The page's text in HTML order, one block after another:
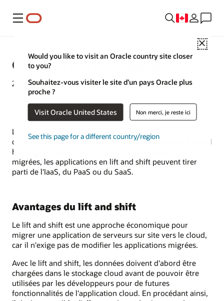
Menu
Close
Would you like to visit an Oracle country site closer
to you?
Souhaitez-vous visiter le site d’un pays Oracle plus
proche ?
Visit Oracle United States Non merci, je reste ici
See this page for a different country/region
Qu'est-ce que le lift and shift ?
2 septembre 2022
Le lift and shift est une stratégie de migration
d'applications existantes vers le cloud : on les met d'abord
hors ligne, puis on les transfère dans le cloud. Une fois
migrées, les applications en lift and shift peuvent tirer
parti de l'IaaS, du PaaS ou du SaaS.
Avantages du lift and shift
Le lift and shift est une approche économique pour
migrer une application de serveurs sur site vers le cloud,
car il n'exige pas de modifier les applications migrées.
Avec le lift and shift, les données doivent d'abord être
chargées dans le stockage cloud avant de pouvoir être
utilisées par les développeurs pour de futures
fonctionnalités de l'application cloud. En procédant ainsi,